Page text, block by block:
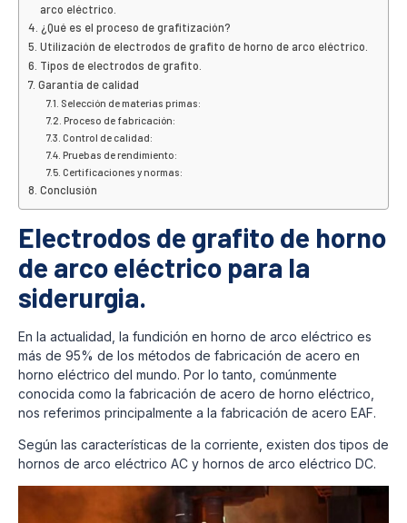
arco eléctrico.
¿Qué es el proceso de grafitización?
Utilización de electrodos de grafito de horno de arco eléctrico.
Tipos de electrodos de grafito.
Garantía de calidad
Selección de materias primas:
Proceso de fabricación:
Control de calidad:
Pruebas de rendimiento:
Certificaciones y normas:
Conclusión
Electrodos de grafito de horno
de arco eléctrico para la
siderurgia.
En la actualidad, la fundición en horno de arco eléctrico es
más de 95% de los métodos de fabricación de acero en
horno eléctrico del mundo. Por lo tanto, comúnmente
conocida como la fabricación de acero de horno eléctrico,
nos referimos principalmente a la fabricación de acero EAF.
Según las características de la corriente, existen dos tipos de
hornos de arco eléctrico AC y hornos de arco eléctrico DC.